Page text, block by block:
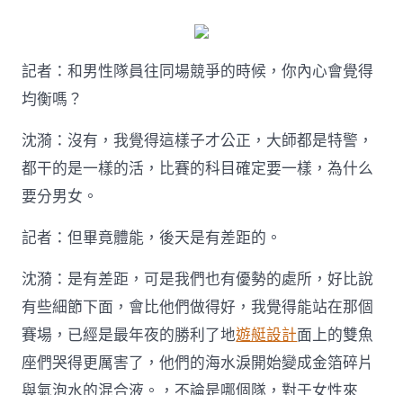
記者：和男性隊員往同場競爭的時候，你內心會覺得
均衡嗎？
沈漪：沒有，我覺得這樣子才公正，大師都是特警，
都干的是一樣的活，比賽的科目確定要一樣，為什么
要分男女。
記者：但畢竟體能，後天是有差距的。
沈漪：是有差距，可是我們也有優勢的處所，好比說
有些細節下面，會比他們做得好，我覺得能站在那個
賽場，已經是最年夜的勝利了地遊艇設計面上的雙魚
座們哭得更厲害了，他們的海水淚開始變成金箔碎片
與氣泡水的混合液。，不論是哪個隊，對于女性來